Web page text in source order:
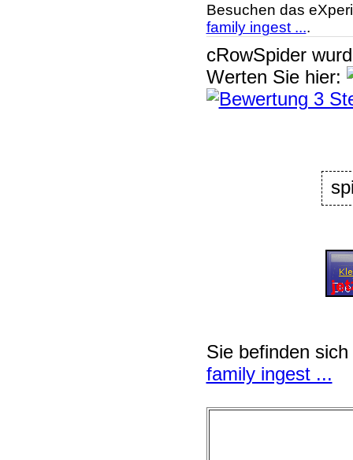
Besuchen das
family ingest ....
cRowSpider
Werten Sie hier:
Sie befinden
family ingest ...